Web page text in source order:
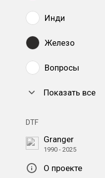
Инди
Железо
Вопросы
Показать все
DTF
Granger
1990 - 2025
О проекте